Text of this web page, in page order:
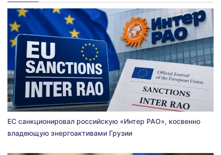
ЕС санкционировал российскую «Интер РАО», косвенно
владеющую энергоактивами Грузии